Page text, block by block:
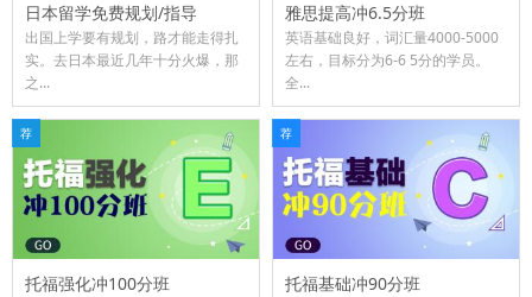
日本留学免费规划/指导
出国上学要有规划，路才能走得扎
实。去日本最近几年十分火爆，那
之...
雅思提高冲6.5分班
​英语基础良好，词汇量4000-5000
左右，目标分为6-6 5分的学员。
全...
托福强化冲100分班
荐
托福基础冲90分班
荐